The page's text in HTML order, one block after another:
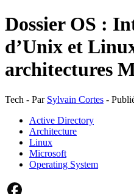
Dossier OS :
d’Unix et
architectures
Tech - Par Sylvain Cortes -
Active Directory
Architecture
Linux
Microsoft
Operating System